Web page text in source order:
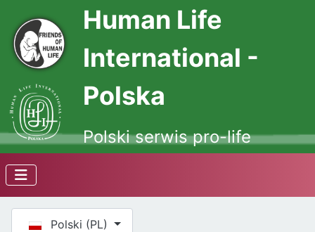
Human Life
International -
Polska
Polski serwis pro-life
Wybierz swój język
Polski (PL)